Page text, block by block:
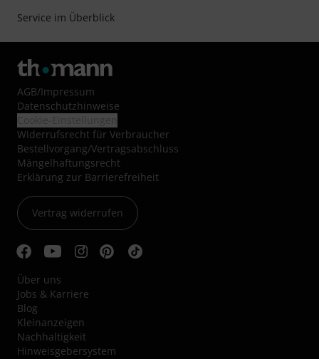
Service im Überblick
AGB/Impressum
Datenschutzhinweise
Widerrufsrecht für Verbraucher
Bestellvorgang/Vertragsabschluss
Mängelhaftungsrecht
Erklärung zur Barrierefreiheit
Vertrag widerrufen
Über uns
Jobs & Karriere
Blog
Kleinanzeigen
Nachhaltigkeit
Hinweisgebersystem